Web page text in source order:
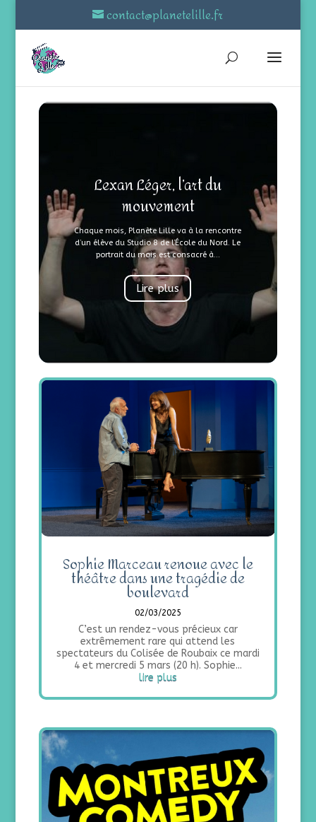
contact@planetelille.fr
Lexan Léger, l’art du
mouvement
Chaque mois, Planète Lille va à la rencontre
d’un élève du Studio 8 de l’École du Nord. Le
portrait du mois est consacré à...
Lire plus
Sophie Marceau renoue avec le
théâtre dans une tragédie de
boulevard
02/03/2025
C’est un rendez-vous précieux car
extrêmement rare qui attend les
spectateurs du Colisée de Roubaix ce mardi
4 et mercredi 5 mars (20 h). Sophie...
lire plus